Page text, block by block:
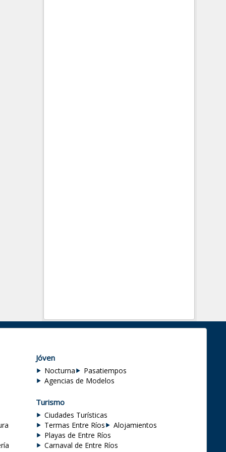
Jóven
Nocturna
Pasatiempos
Agencias de Modelos
Turismo
Ciudades Turísticas
Termas Entre Ríos
Alojamientos
Playas de Entre Ríos
Carnaval de Entre Ríos